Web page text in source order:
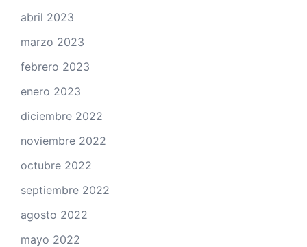
abril 2023
marzo 2023
febrero 2023
enero 2023
diciembre 2022
noviembre 2022
octubre 2022
septiembre 2022
agosto 2022
mayo 2022